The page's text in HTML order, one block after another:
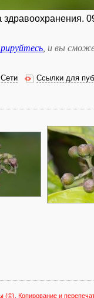
, и вы
Ссылки для
(©). Копирование и